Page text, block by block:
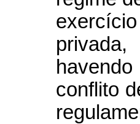
conflito